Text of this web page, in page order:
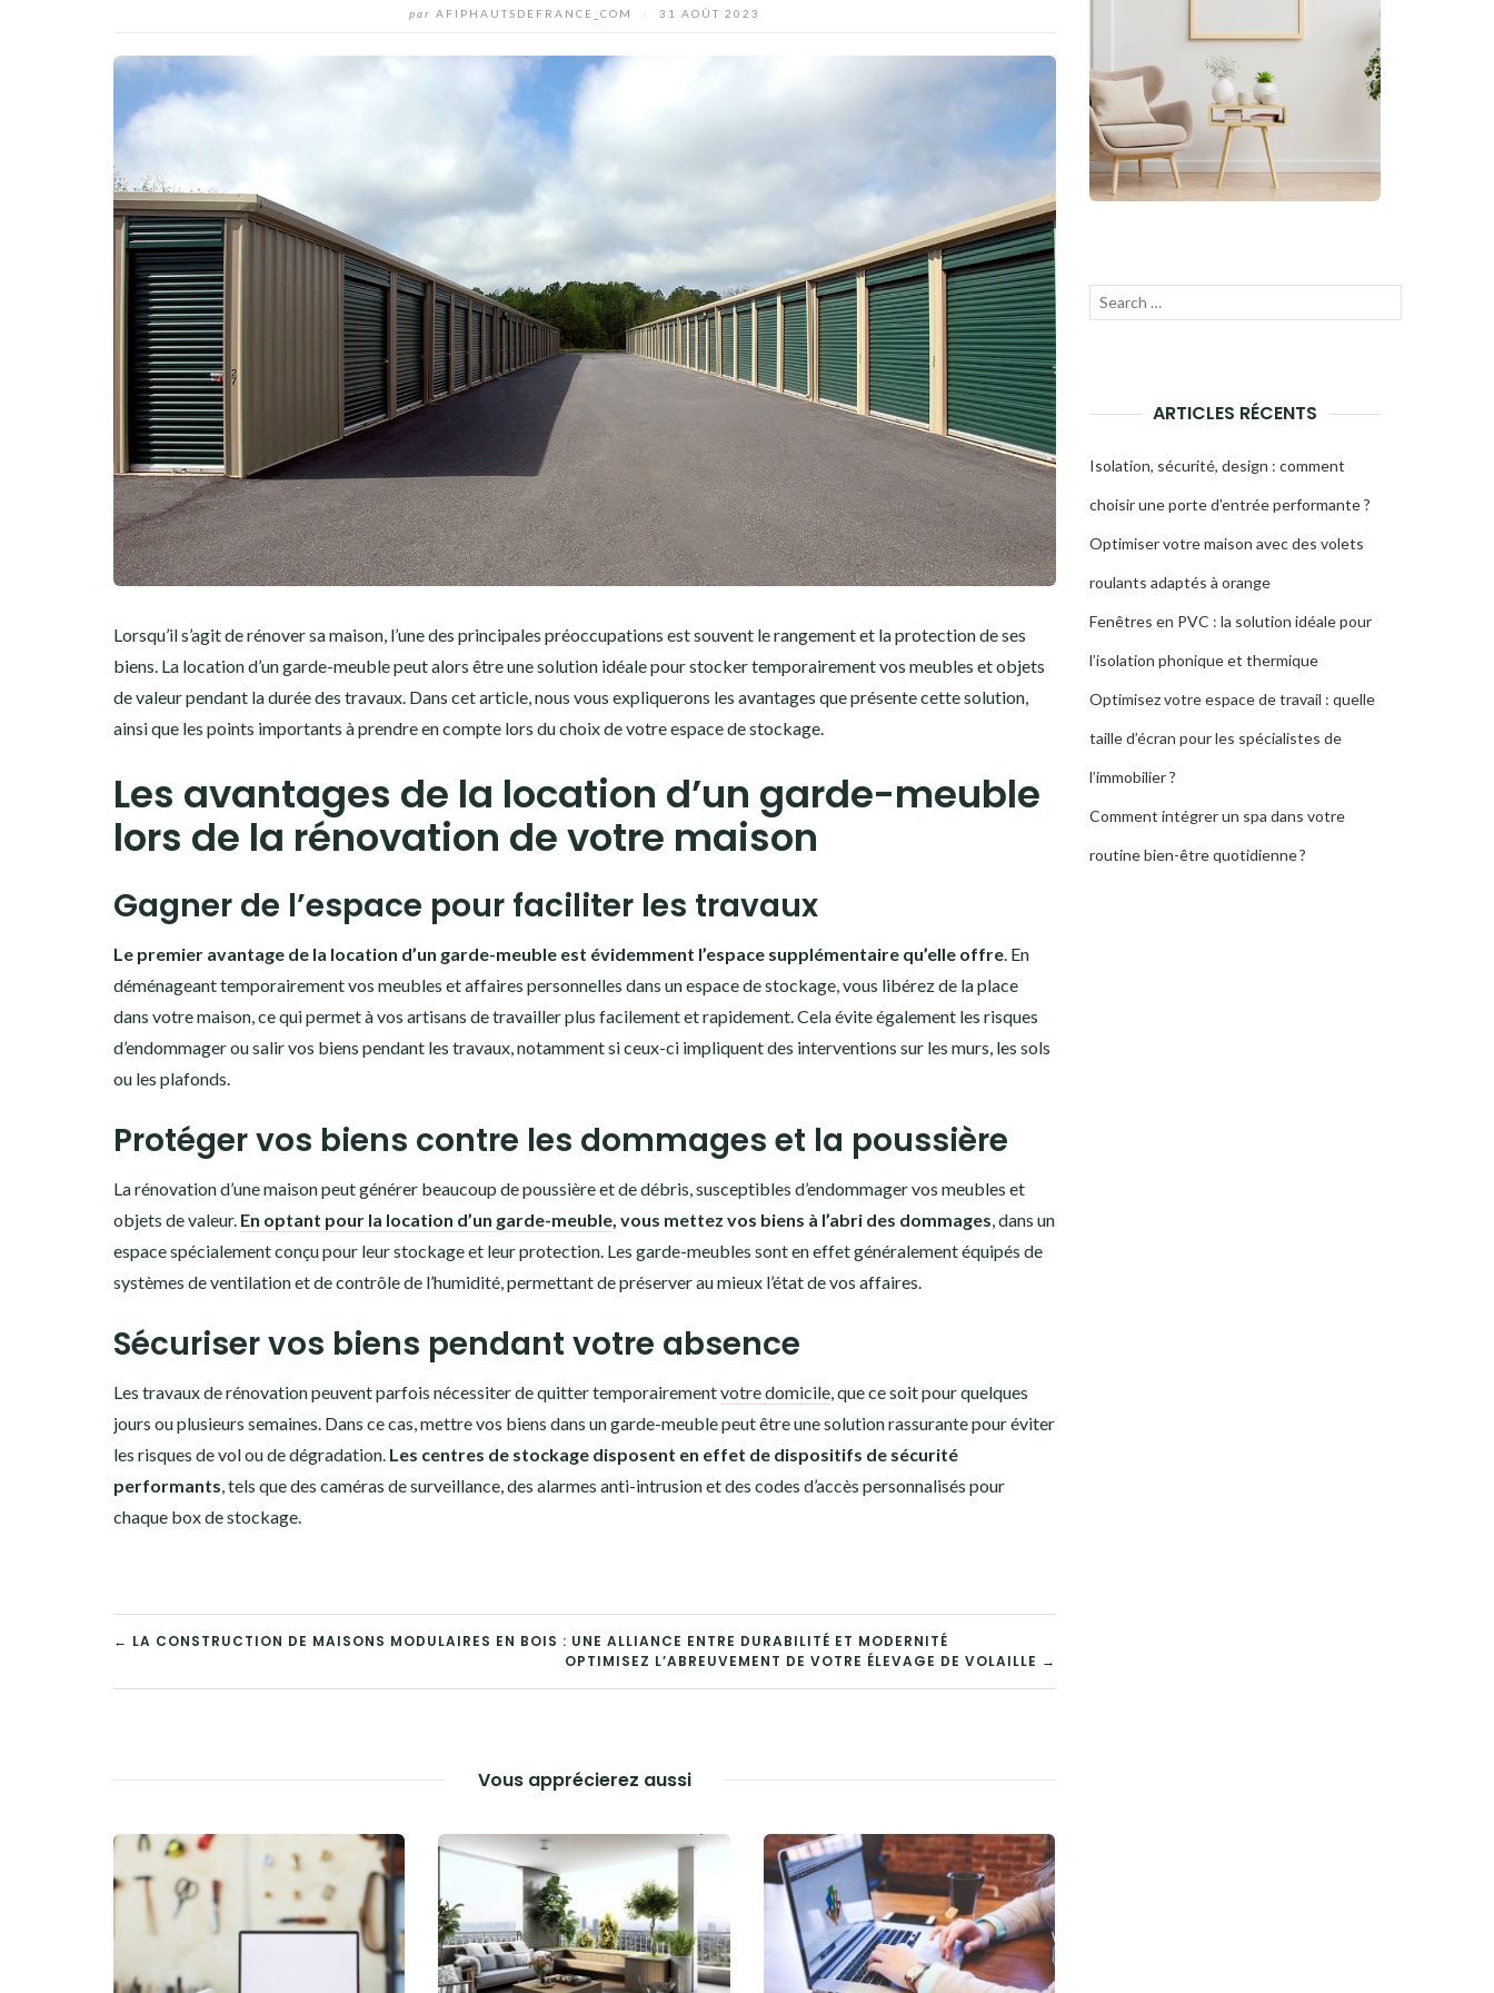
par AFIPHAUTSDEFRANCE_COM 31 AOÛT 2023
Lorsqu’il s’agit de rénover sa maison, l’une des principales préoccupations est souvent le rangement et la protection de ses
biens. La location d’un garde-meuble peut alors être une solution idéale pour stocker temporairement vos meubles et objets
de valeur pendant la durée des travaux. Dans cet article, nous vous expliquerons les avantages que présente cette solution,
ainsi que les points importants à prendre en compte lors du choix de votre espace de stockage.
Les avantages de la location d’un garde-meuble
lors de la rénovation de votre maison
Gagner de l’espace pour faciliter les travaux
Le premier avantage de la location d’un garde-meuble est évidemment l’espace supplémentaire qu’elle offre. En
déménageant temporairement vos meubles et affaires personnelles dans un espace de stockage, vous libérez de la place
dans votre maison, ce qui permet à vos artisans de travailler plus facilement et rapidement. Cela évite également les risques
d’endommager ou salir vos biens pendant les travaux, notamment si ceux-ci impliquent des interventions sur les murs, les sols
ou les plafonds.
Protéger vos biens contre les dommages et la poussière
La rénovation d’une maison peut générer beaucoup de poussière et de débris, susceptibles d’endommager vos meubles et
objets de valeur. En optant pour la location d’un garde-meuble, vous mettez vos biens à l’abri des dommages, dans un
espace spécialement conçu pour leur stockage et leur protection. Les garde-meubles sont en effet généralement équipés de
systèmes de ventilation et de contrôle de l’humidité, permettant de préserver au mieux l’état de vos affaires.
Sécuriser vos biens pendant votre absence
Les travaux de rénovation peuvent parfois nécessiter de quitter temporairementvotre domicile, que ce soit pour quelques
jours ou plusieurs semaines. Dans ce cas, mettre vos biens dans un garde-meuble peut être une solution rassurante pour éviter
les risques de vol ou de dégradation. Les centres de stockage disposent en effet de dispositifs de sécurité
performants, tels que des caméras de surveillance, des alarmes anti-intrusion et des codes d’accès personnalisés pour
chaque box de stockage.
NAVIGATION
DE
← LA CONSTRUCTION DE MAISONS MODULAIRES EN BOIS : UNE ALLIANCE ENTRE DURABILITÉ ET MODERNITÉ
OPTIMISEZ L’ABREUVEMENT DE VOTRE ÉLEVAGE DE VOLAILLE →
Vous apprécierez aussi
Recherche
ARTICLES RÉCENTS
Isolation, sécurité, design : comment
choisir une porte d’entrée performante ?
Optimiser votre maison avec des volets
roulants adaptés à orange
Fenêtres en PVC : la solution idéale pour
l’isolation phonique et thermique
Optimisez votre espace de travail : quelle
taille d’écran pour les spécialistes de
l’immobilier ?
Comment intégrer un spa dans votre
routine bien-être quotidienne ?